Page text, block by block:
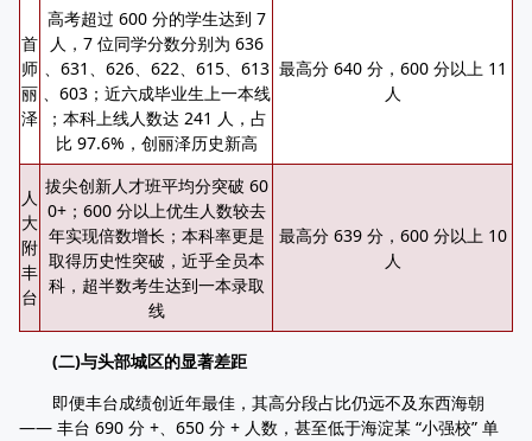
首
师
丽
泽
高考超过 600 分的学生达到 7
人，7 位同学分数分别为 636
、631、626、622、615、613
、603；近六成毕业生上一本线
；本科上线人数达 241 人，占
比 97.6%，创丽泽历史新高
最高分 640 分，600 分以上 11
人
人
大
附
丰
台
拔尖创新人才班平均分突破 60
0+；600 分以上优生人数较去
年实现倍数增长；本科率更是
取得历史性突破，近乎全员本
科，超半数考生达到一本录取
线
最高分 639 分，600 分以上 10
人
(二)与头部城区的显著差距
即便丰台成绩创近年最佳，其高分段占比仍远不及东西海朝
—— 丰台 690 分 +、650 分 + 人数，甚至低于海淀某 “小强校” 单